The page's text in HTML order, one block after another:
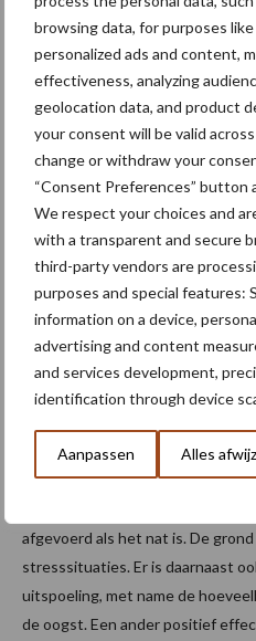
browsing data, for purposes
personalized ads and content,
effectiveness, analyzing
geolocation data, and product
your consent will be valid
change or withdraw your
“Consent Preferences”
We respect your choices and
with a transparent and secure
third-party vendors are
purposes and special features:
information on a device,
advertising and content
and services development,
identification through device
Aanpassen Alles
vergeleken wordt met ploegen.
tweede proef, op zandgrond.
met ploegen. De laatste
waar NKG vergeleken is met
Kleine verschillen
De resultaten laten zien dat
op de opbrengst, al zijn er wel
“Over het gehele bouwplan
opbrengstverschillen
verschillen klein. Het enige dat
telers op zandgrond de kosten
waardoor NKG voor die
waterhuishouding en structuur.
zo vertelt De Haan. “Omdat de
afgevoerd als het nat is. De
stresssituaties. Er is daarnaast
uitspoeling, met name de
de oogst. Een ander positief